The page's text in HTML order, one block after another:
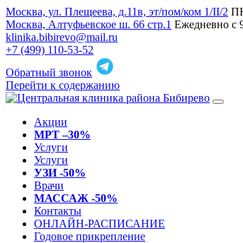
Москва, ул. Плещеева, д.11в, эт/пом/ком 1/II/2
Москва, Алтуфьевское ш. 66 стр.1 Ежедневно с
klinika.bibirevo@mail.ru
+7 (499) 110-53-52
Обратный звонок
Перейти к содержанию
Акции
МРТ –30%
Услуги
Услуги
УЗИ -50%
Врачи
МАССАЖ -50%
Контакты
ОНЛАЙН-РАСПИСАНИЕ
Годовое прикрепление